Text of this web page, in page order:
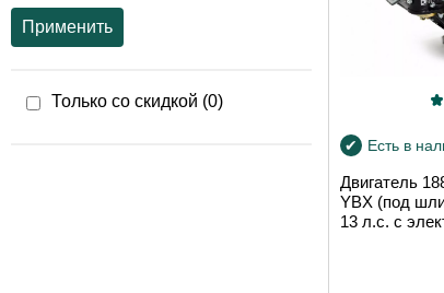
Применить
Только со скидкой (0)
Есть в
Двигатель
YBX (под
13 л.с. с